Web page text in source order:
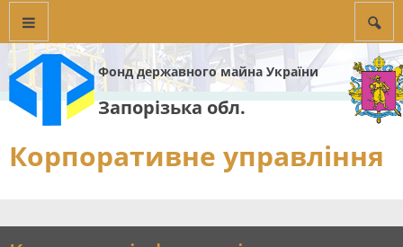
Фонд державного майна України
Запорізька обл.
Корпоративне управління